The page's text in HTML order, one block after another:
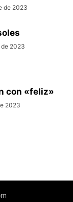
de 2023
2023
con «feliz»
2023